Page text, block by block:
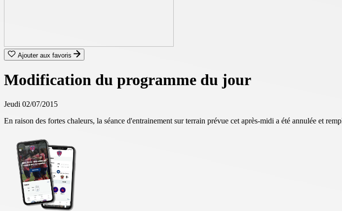
Ajouter aux favoris
Modification du programme du jour
Jeudi 02/07/2015
En raison des fortes chaleurs, la séance d'entrainement sur terrain prévue cet après-midi a été annulée et